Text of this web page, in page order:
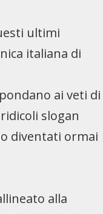
ultimi
italiana di
ai veti di
slogan
diventati ormai
alla